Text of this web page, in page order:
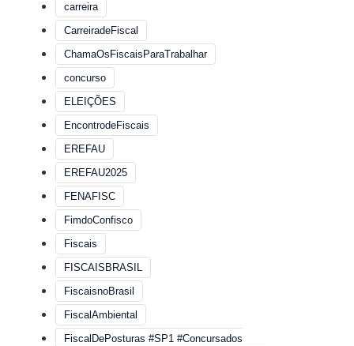
carreira
CarreiradeFiscal
ChamaOsFiscaisParaTrabalhar
concurso
ELEIÇÕES
EncontrodeFiscais
EREFAU
EREFAU2025
FENAFISC
FimdoConfisco
Fiscais
FISCAISBRASIL
FiscaisnoBrasil
FiscalAmbiental
FiscalDePosturas #SP1 #Concursados